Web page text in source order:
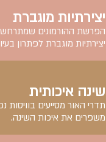
יצירתיות מוגברת
הפרשת ההורמונים
יצירתיות מוגברת לפתרון
שינה איכותית
תדרי האור מסייעים בוויסות
משפרים את איכות השינה.